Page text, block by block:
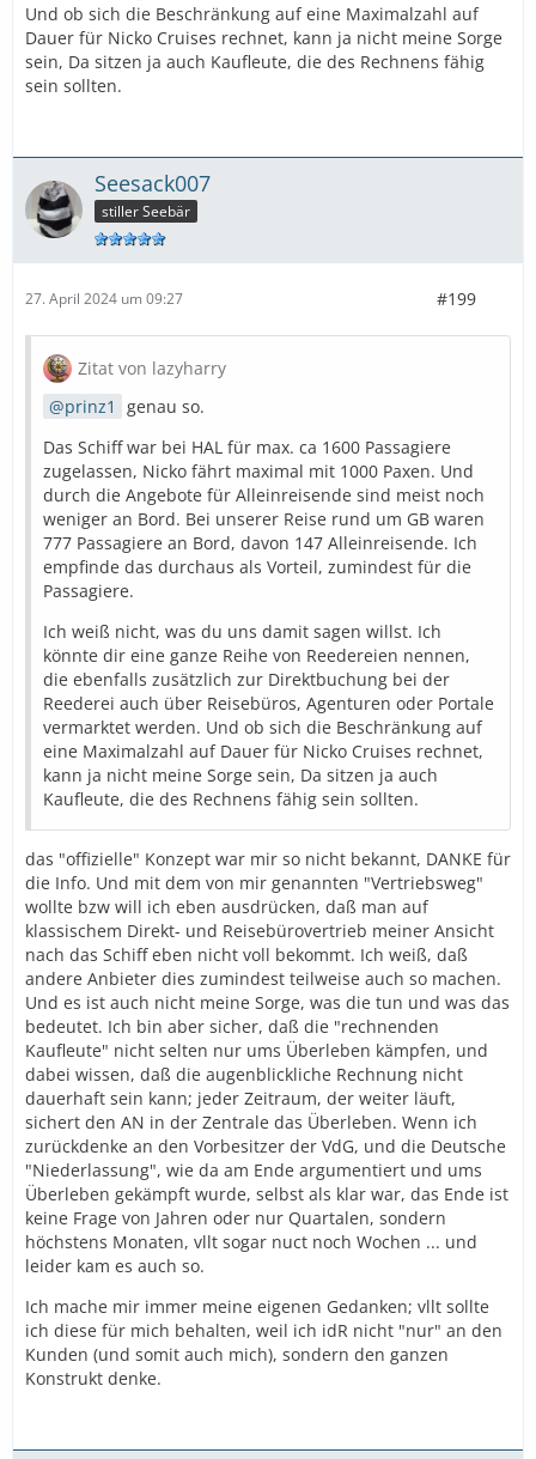
Und ob sich die Beschränkung auf eine Maximalzahl auf
Dauer für Nicko Cruises rechnet, kann ja nicht meine Sorge
sein, Da sitzen ja auch Kaufleute, die des Rechnens fähig
sein sollten.
Seesack007
stiller Seebär
27. April 2024 um 09:27 #199
Zitat von lazyharry
prinz1
genau so.
Das Schiff war bei HAL für max. ca 1600 Passagiere
zugelassen, Nicko fährt maximal mit 1000 Paxen. Und
durch die Angebote für Alleinreisende sind meist noch
weniger an Bord. Bei unserer Reise rund um GB waren
777 Passagiere an Bord, davon 147 Alleinreisende. Ich
empfinde das durchaus als Vorteil, zumindest für die
Passagiere.
Ich weiß nicht, was du uns damit sagen willst. Ich
könnte dir eine ganze Reihe von Reedereien nennen,
die ebenfalls zusätzlich zur Direktbuchung bei der
Reederei auch über Reisebüros, Agenturen oder Portale
vermarktet werden. Und ob sich die Beschränkung auf
eine Maximalzahl auf Dauer für Nicko Cruises rechnet,
kann ja nicht meine Sorge sein, Da sitzen ja auch
Kaufleute, die des Rechnens fähig sein sollten.
das "offizielle" Konzept war mir so nicht bekannt, DANKE für
die Info. Und mit dem von mir genannten "Vertriebsweg"
wollte bzw will ich eben ausdrücken, daß man auf
klassischem Direkt- und Reisebürovertrieb meiner Ansicht
nach das Schiff eben nicht voll bekommt. Ich weiß, daß
andere Anbieter dies zumindest teilweise auch so machen.
Und es ist auch nicht meine Sorge, was die tun und was das
bedeutet. Ich bin aber sicher, daß die "rechnenden
Kaufleute" nicht selten nur ums Überleben kämpfen, und
dabei wissen, daß die augenblickliche Rechnung nicht
dauerhaft sein kann; jeder Zeitraum, der weiter läuft,
sichert den AN in der Zentrale das Überleben. Wenn ich
zurückdenke an den Vorbesitzer der VdG, und die Deutsche
"Niederlassung", wie da am Ende argumentiert und ums
Überleben gekämpft wurde, selbst als klar war, das Ende ist
keine Frage von Jahren oder nur Quartalen, sondern
höchstens Monaten, vllt sogar nuct noch Wochen ... und
leider kam es auch so.
Ich mache mir immer meine eigenen Gedanken; vllt sollte
ich diese für mich behalten, weil ich idR nicht "nur" an den
Kunden (und somit auch mich), sondern den ganzen
Konstrukt denke.